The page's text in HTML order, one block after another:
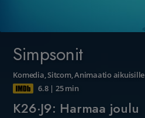
Simpsonit
Komedia,Sitcom,Animaatio aikuisille
6.8| 25 min
K26·J9: Harmaa joulu